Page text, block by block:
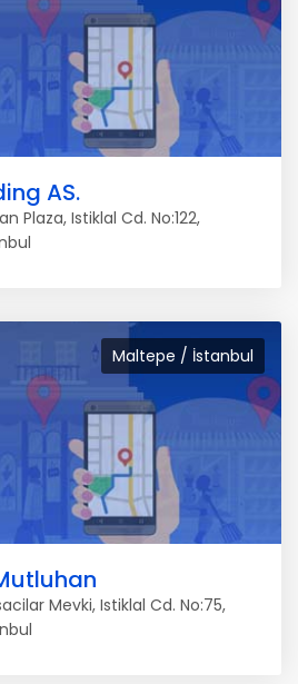
AS.
Plaza, Istiklal Cd. No:122,
Maltepe / İstanbul
Mevki, Istiklal Cd. No:75,